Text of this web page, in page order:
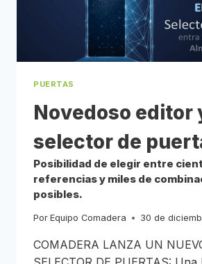
CASA?
LA
ELECCIÓN
DEL
SUELO
ES
DETERMINANTE
PARA
LAS
ALTERNATIVAS
QUE
HOY
EMPEZAMOS
PRESENTANDO
SUELO
LAMINADO.
PUERTAS
Novedoso editor
selector de
Posibilidad de elegir entre
referencias y miles de
posibles.
Por Equipo Comadera 30 de
COMADERA LANZA UN